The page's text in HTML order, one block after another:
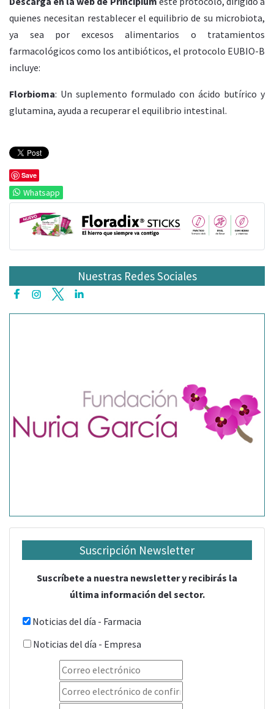
quienes necesitan restablecer el equilibrio de su microbiota,
ya sea por excesos alimentarios o tratamientos
farmacológicos como los antibióticos, el protocolo EUBIO-B
incluye:
Florbioma: Un suplemento formulado con ácido butírico y
glutamina, ayuda a recuperar el equilibrio intestinal.
Save
Whatsapp
Nuestras Redes Sociales
Suscripción Newsletter
Suscríbete a nuestra newsletter y recibirás la
última información del sector.
Noticias del día - Farmacia
Noticias del día - Empresa